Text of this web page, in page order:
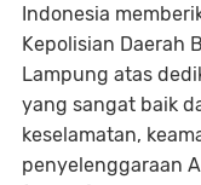
Indonesia
Kepolisian Daerah
Lampung atas
yang sangat baik
keselamatan,
penyelenggaraan